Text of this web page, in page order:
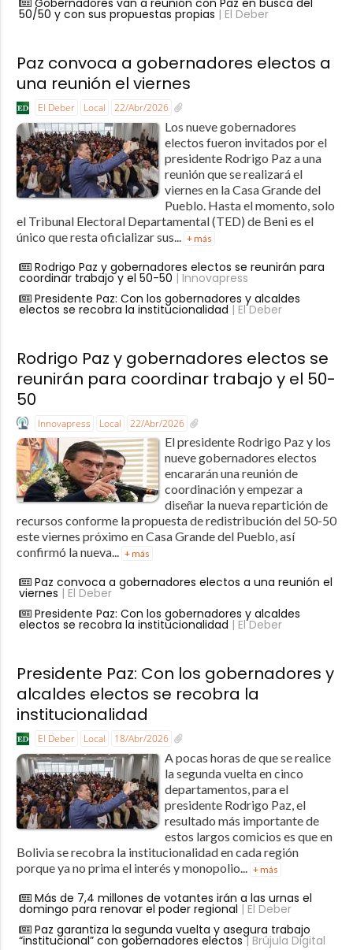
50/50 y con sus propuestas propias | El Deber
Paz convoca a gobernadores electos a
una reunión el viernes
El Deber Local 22/Abr/2026
Los nueve gobernadores
electos fueron invitados por el
presidente Rodrigo Paz a una
reunión que se realizará el
viernes en la Casa Grande del
Pueblo. Hasta el momento, solo
el Tribunal Electoral Departamental (TED) de Beni es el
único que resta oficializar sus...
+ más
Rodrigo Paz y gobernadores electos se reunirán para
coordinar trabajo y el 50-50 | Innovapress
Presidente Paz: Con los gobernadores y alcaldes
electos se recobra la institucionalidad | El Deber
Rodrigo Paz y gobernadores electos se
reunirán para coordinar trabajo y el 50-
50
Innovapress Local 22/Abr/2026
El presidente Rodrigo Paz y los
nueve gobernadores electos
encararán una reunión de
coordinación y empezar a
diseñar la nueva repartición de
recursos conforme la propuesta de redistribución del 50-50
este viernes próximo en Casa Grande del Pueblo, así
confirmó la nueva... + más
Paz convoca a gobernadores electos a una reunión el
viernes | El Deber
Presidente Paz: Con los gobernadores y alcaldes
electos se recobra la institucionalidad | El Deber
Presidente Paz: Con los gobernadores y
alcaldes electos se recobra la
institucionalidad
El Deber Local 18/Abr/2026
A pocas horas de que se realice
la segunda vuelta en cinco
departamentos, para el
presidente Rodrigo Paz, el
resultado más importante de
estos largos comicios es que en
Bolivia se recobra la institucionalidad en cada región
porque ya no prima el interés y monopolio... + más
Más de 7,4 millones de votantes irán a las urnas el
domingo para renovar el poder regional | El Deber
Paz garantiza la segunda vuelta y asegura trabajo
“institucional” con gobernadores electos| Brújula Digital